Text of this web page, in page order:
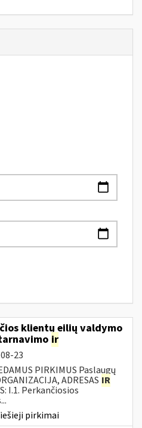
klientų eilių valdymo
ir
23
PIRKIMUS Paslaugų
ADRESAS IR
I.1. Perkančiosios
pirkimai